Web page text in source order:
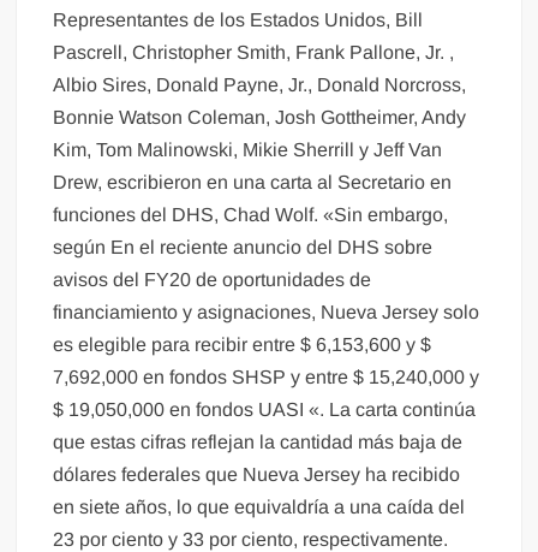
Representantes de los Estados Unidos, Bill
Pascrell, Christopher Smith, Frank Pallone, Jr. ,
Albio Sires, Donald Payne, Jr., Donald Norcross,
Bonnie Watson Coleman, Josh Gottheimer, Andy
Kim, Tom Malinowski, Mikie Sherrill y Jeff Van
Drew, escribieron en una carta al Secretario en
funciones del DHS, Chad Wolf. «Sin embargo,
según En el reciente anuncio del DHS sobre
avisos del FY20 de oportunidades de
financiamiento y asignaciones, Nueva Jersey solo
es elegible para recibir entre $ 6,153,600 y $
7,692,000 en fondos SHSP y entre $ 15,240,000 y
$ 19,050,000 en fondos UASI «. La carta continúa
que estas cifras reflejan la cantidad más baja de
dólares federales que Nueva Jersey ha recibido
en siete años, lo que equivaldría a una caída del
23 por ciento y 33 por ciento, respectivamente.